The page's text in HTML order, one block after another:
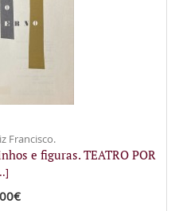
Francisco.
e figuras. TEATRO POR